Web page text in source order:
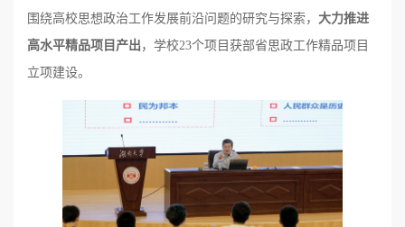
围绕高校思想政治工作发展前沿问题的研究与探索， 大力推进
高水平精品项目产出 ，学校23个项目获部省思政工作精品项目
立项建设。